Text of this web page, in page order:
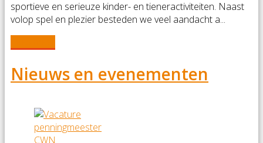
sportieve en serieuze kinder- en tieneractiviteiten. Naast
volop spel en plezier besteden we veel aandacht a...
Nieuws en evenementen